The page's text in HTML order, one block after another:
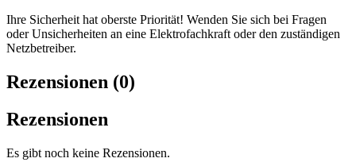
Ihre Sicherheit hat oberste Priorität! Wenden Sie sich bei Fragen
oder Unsicherheiten an eine Elektrofachkraft oder den zuständigen
Netzbetreiber.
Rezensionen (0)
Rezensionen
Es gibt noch keine Rezensionen.